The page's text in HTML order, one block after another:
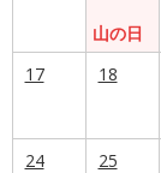
山の日
17
18
24 25